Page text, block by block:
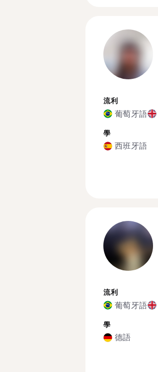
流利
葡萄牙語
學
西班牙語
流利
葡萄牙語
學
德語